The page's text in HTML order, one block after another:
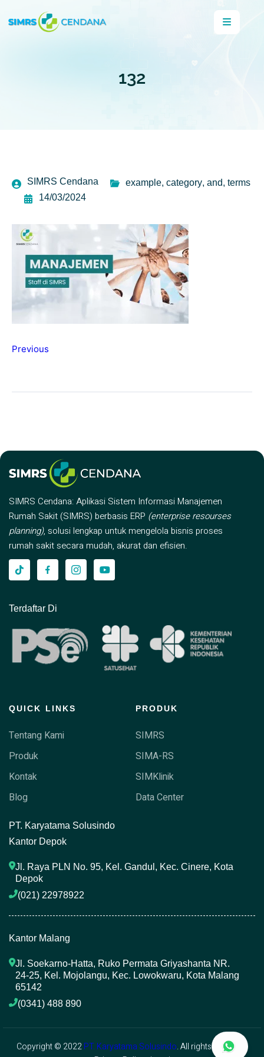
132
SIMRS Cendana example, category, and, terms
14/03/2024
Previous
SIMRS Cendana: Aplikasi Sistem Informasi Manajemen
Rumah Sakit (SIMRS) berbasis ERP (enterprise resourses
planning), solusi lengkap untuk mengelola bisnis proses
rumah sakit secara mudah, akurat dan efisien.
Terdaftar Di
QUICK LINKS
Tentang Kami
Produk
Kontak
Blog
PRODUK
SIMRS
SIMA-RS
SIMKlinik
Data Center
PT. Karyatama Solusindo
Kantor Depok
Jl. Raya PLN No. 95, Kel. Gandul, Kec. Cinere, Kota
Depok
(021) 22978922
Kantor Malang
Jl. Soekarno-Hatta, Ruko Permata Griyashanta NR.
24-25, Kel. Mojolangu, Kec. Lowokwaru, Kota Malang
65142
(0341) 488 890
Copyright © 2022PT. Karyatama Solusindo. All rights reserved.